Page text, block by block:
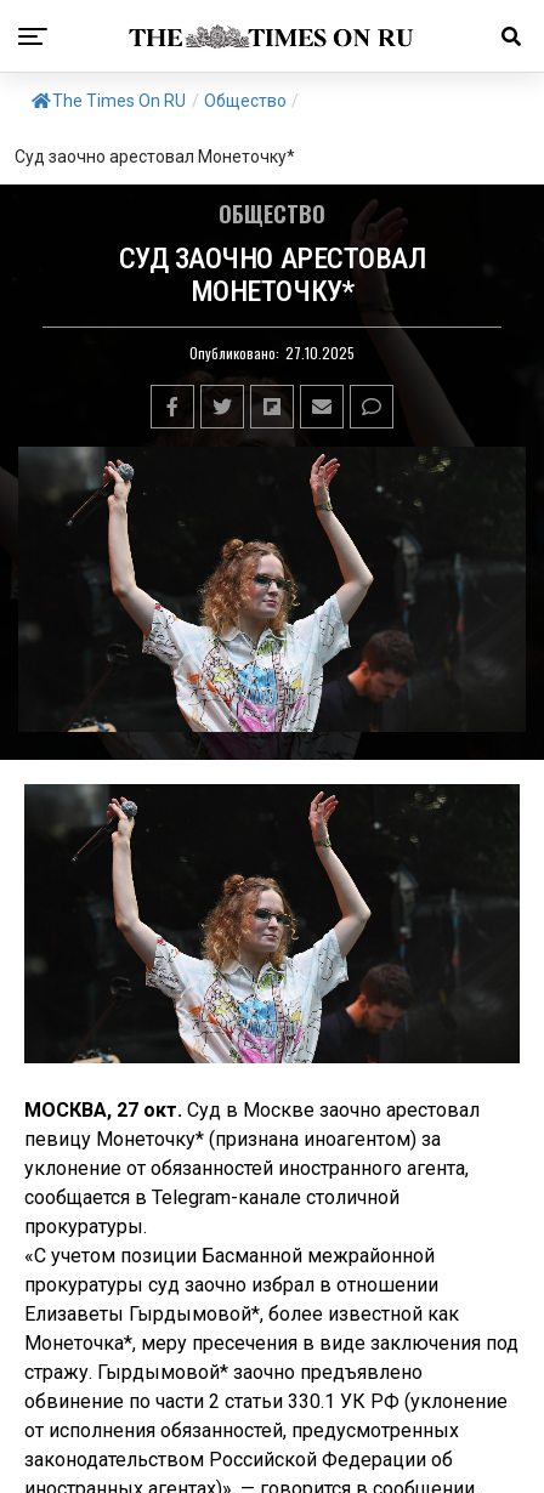
The Times On RU / Общество /
Суд заочно арестовал Монеточку*
ОБЩЕСТВО
СУД ЗАОЧНО АРЕСТОВАЛ
МОНЕТОЧКУ*
Опубликовано: 27.10.2025
МОСКВА, 27 окт. Суд в Москве заочно арестовал
певицу Монеточку* (признана иноагентом) за
уклонение от обязанностей иностранного агента,
сообщается в Telegram-канале столичной
прокуратуры.
«С учетом позиции Басманной межрайонной
прокуратуры суд заочно избрал в отношении
Елизаветы Гырдымовой*, более известной как
Монеточка*, меру пресечения в виде заключения под
стражу. Гырдымовой* заочно предъявлено
обвинение по части 2 статьи 330.1 УК РФ (уклонение
от исполнения обязанностей, предусмотренных
законодательством Российской Федерации об
иностранных агентах)», — говорится в сообщении.